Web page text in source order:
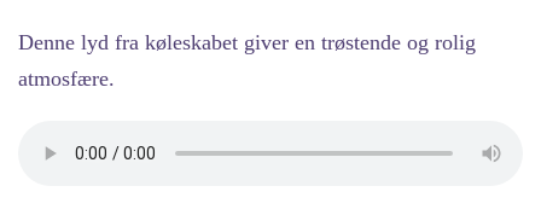
Denne lyd fra køleskabet giver en trøstende og rolig
atmosfære.